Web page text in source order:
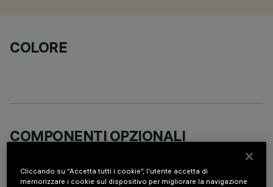
COLORE
COMPONENTI OPZIONALI
Cliccando su “Accetta tutti i cookie”, l'utente accetta di
memorizzare i cookie sul dispositivo per migliorare la navigazione